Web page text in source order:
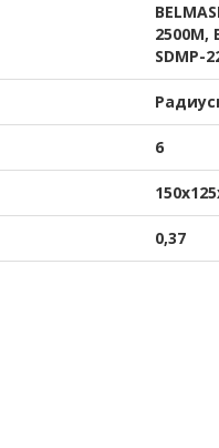
2500M,
SDMP-
6
0,37